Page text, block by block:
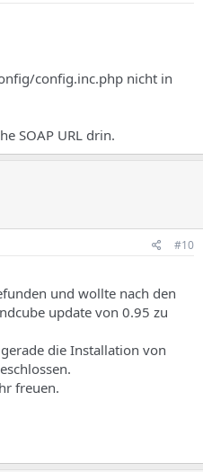
config.inc.php nicht in
SOAP URL drin.
#10
und wollte nach den
update von 0.95 zu
die Installation von
freuen.